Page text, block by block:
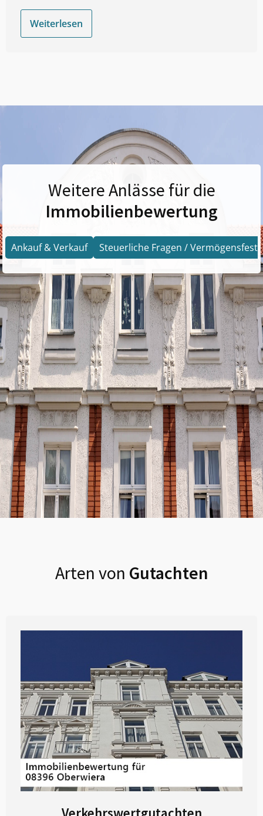
Weiterlesen
Weitere Anlässe für die
Immobilienbewertung
Ankauf & Verkauf Steuerliche Fragen /
Arten von Gutachten